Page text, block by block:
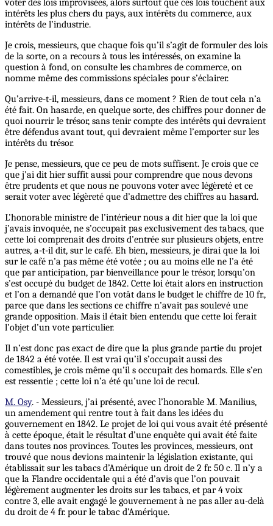
voter des lois improvisées, alors surtout que ces lois touchent aux
intérêts les plus chers du pays, aux intérêts du commerce, aux
intérêts de l’industrie.
Je crois, messieurs, que chaque fois qu’il s’agit de formuler des lois
de la sorte, on a recours à tous les intéressés, on examine la
question à fond, on consulte les chambres de commerce, on
nomme même des commissions spéciales pour s’éclairer.
Qu’arrive-t-il, messieurs, dans ce moment ? Rien de tout cela n’a
été fait. On hasarde, en quelque sorte, des chiffres pour donner de
quoi nourrir le trésor, sans tenir compte des intérêts qui devraient
être défendus avant tout, qui devraient même l’emporter sur les
intérêts du trésor.
Je pense, messieurs, que ce peu de mots suffisent. Je crois que ce
que j’ai dit hier suffit aussi pour comprendre que nous devons
être prudents et que nous ne pouvons voter avec légèreté et ce
serait voter avec légèreté que d’admettre des chiffres au hasard.
L’honorable ministre de l’intérieur nous a dit hier que la loi que
j’avais invoquée, ne s’occupait pas exclusivement des tabacs, que
cette loi comprenait des droits d’entrée sur plusieurs objets, entre
autres, a-t-il dit, sur le café. Eh bien, messieurs, je dirai que la loi
sur le café n’a pas même été votée ; ou au moins elle ne l’a été
que par anticipation, par bienveillance pour le trésor, lorsqu’on
s’est occupé du budget de 1842. Cette loi était alors en instruction
et l’on a demandé que l’on votât dans le budget le chiffre de 10 fr.,
parce que dans les sections ce chiffre n’avait pas soulevé une
grande opposition. Mais il était bien entendu que cette loi ferait
l’objet d’un vote particulier.
Il n’est donc pas exact de dire que la plus grande partie du projet
de 1842 a été votée. Il est vrai qu’il s’occupait aussi des
comestibles, je crois même qu’il s occupait des homards. Elle s’en
est ressentie ; cette loi n’a été qu’une loi de recul.
M. Osy. - Messieurs, j’ai présenté, avec l’honorable M. Manilius,
un amendement qui rentre tout à fait dans les idées du
gouvernement en 1842. Le projet de loi qui vous avait été présenté
à cette époque, était le résultat d’une enquête qui avait été faite
dans toutes nos provinces. Toutes les provinces, messieurs, ont
trouvé que nous devions maintenir la législation existante, qui
établissait sur les tabacs d’Amérique un droit de 2 fr. 50 c. Il n’y a
que la Flandre occidentale qui a été d’avis que l’on pouvait
légèrement augmenter les droits sur les tabacs, et par 4 voix
contre 3, elle avait engagé le gouvernement à ne pas aller au-delà
du droit de 4 fr. pour le tabac d’Amérique.